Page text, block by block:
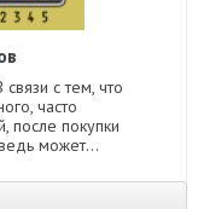
с тем, что
часто
после покупки
может...